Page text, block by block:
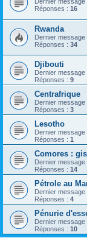
Réponses : 16
Rwanda
Dernier message
Réponses : 34
Djibouti
Dernier message
Réponses : 9
Centrafrique
Dernier message
Réponses : 3
Lesotho
Dernier message
Réponses : 1
Comores :
Dernier message
Réponses : 14
Pétrole au
Dernier message
Réponses : 4
Pénurie
Dernier message
Réponses : 10